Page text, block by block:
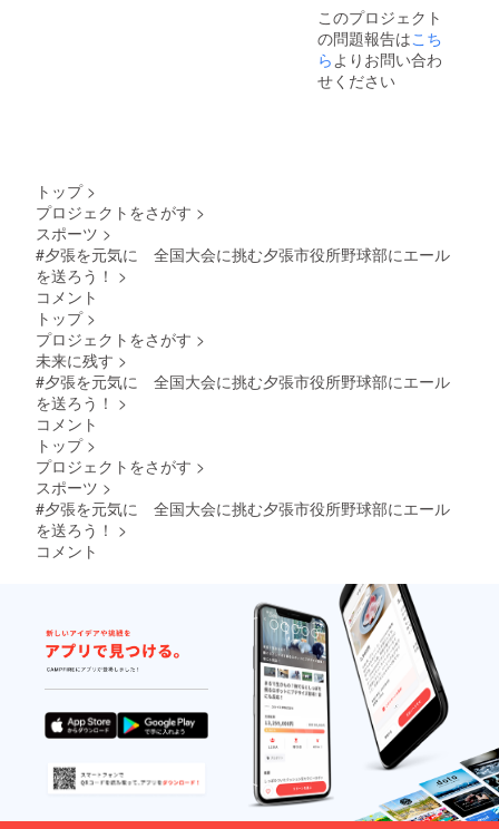
フォー
ムが映
えるア
イテム
ルサイ
オル素
送でお
送りい
ま引き
継ぎた
い！熱
い気持
ちを込
作の新
追加。
長い夕
役所野
球部の
となっ
ていま
す！ ベ
ンチ、
観客
席、会
場に来
てくだ
さる皆
さんと
全員野
球をし
たい！
ぜひ一
で送信
③オリ
ジナル
タオル
Tシャツ
はカ
ラー、
に届く
皆さん
気持ち
を込め
シャツ
より大
きく登
場させ
てみま
した！
赤黒の
ユニ
フォー
ムが映
えるア
イテム
です。
熱い夏
このプロジェクト
の問題報告はこち
ら よりお問い合わ
せください
トップ >
プロジェクトをさがす >
スポーツ >
#夕張を元気に 全国大会に挑む夕張市役所野球部にエール
を送ろう！ >
コメント
トップ >
プロジェクトをさがす >
未来に残す >
#夕張を元気に 全国大会に挑む夕張市役所野球部にエール
を送ろう！ >
コメント
トップ >
プロジェクトをさがす >
スポーツ >
#夕張を元気に 全国大会に挑む夕張市役所野球部にエール
を送ろう！ >
コメント